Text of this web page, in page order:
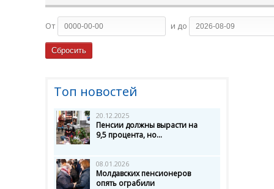
От и до
Топ новостей
20.12.2025
Пенсии должны вырасти на
9,5 процента, но...
08.01.2026
Молдавских пенсионеров
опять ограбили